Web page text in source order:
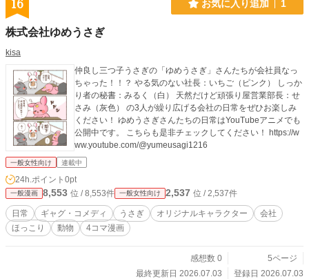
16 お気に入り追加 1
株式会社ゆめうさぎ
kisa
仲良し三つ子うさぎの「ゆめうさぎ」さんたちが会社員なっ
ちゃった！！？ やる気のない社長：いちご（ピンク） しっか
り者の秘書：みるく（白） 天然だけど頑張り屋営業部長：せ
さみ（灰色） の3人が繰り広げる会社の日常をぜひお楽しみ
ください！ ゆめうさぎさんたちの日常はYouTubeアニメでも
公開中です。 こちらも是非チェックしてください！ https://w
ww.youtube.com/@yumeusagi1216
一般女性向け 連載中
24h.ポイント 0pt
一般漫画 8,553 位 / 8,553件 一般女性向け 2,537 位 / 2,537件
日常 ギャグ・コメディ うさぎ オリジナルキャラクター
会社
ほっこり
動物 4コマ漫画
感想数 0
5ページ
最終更新日 2026.07.03
登録日 2026.07.03